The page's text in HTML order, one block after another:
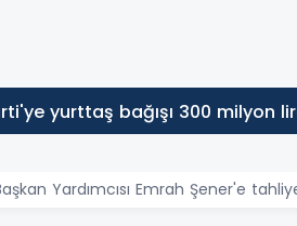
yurttaş bağışı 300 milyon
Yardımcısı Emrah Şener'e